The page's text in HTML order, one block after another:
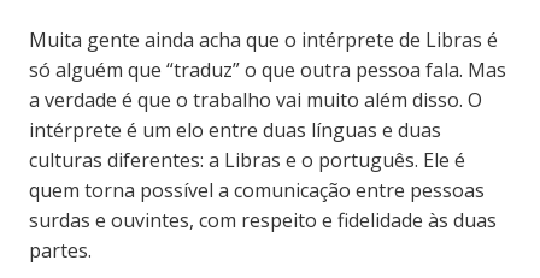
Muita gente ainda acha que o intérprete de Libras é
só alguém que “traduz” o que outra pessoa fala. Mas
a verdade é que o trabalho vai muito além disso. O
intérprete é um elo entre duas línguas e duas
culturas diferentes: a Libras e o português. Ele é
quem torna possível a comunicação entre pessoas
surdas e ouvintes, com respeito e fidelidade às duas
partes.